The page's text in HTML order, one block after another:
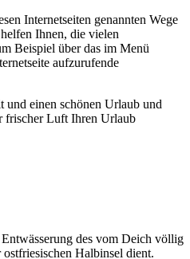
Internetseiten genannten Wege
Ihnen, die vielen
Beispiel über das im Menü
aufzurufende
und einen schönen Urlaub und
frischer Luft Ihren Urlaub
des vom Deich völlig
ostfriesischen Halbinsel dient.